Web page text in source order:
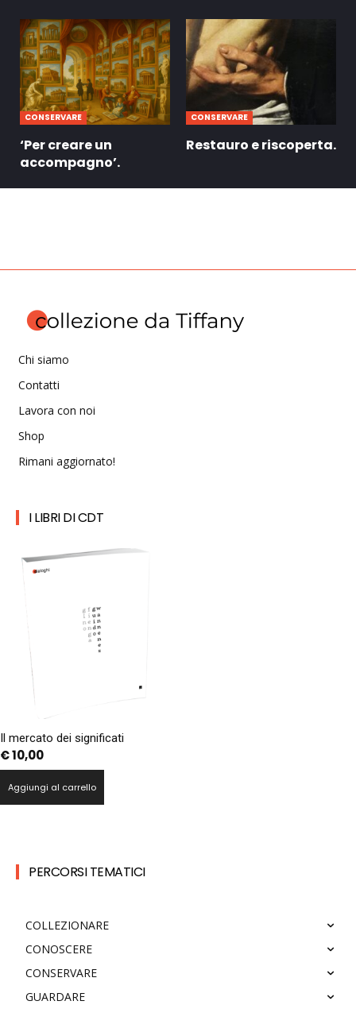
CONSERVARE
‘Per creare un
accompagno’.
CONSERVARE
Restauro e riscoperta.
Chi siamo
Contatti
Lavora con noi
Shop
Rimani aggiornato!
I LIBRI DI CDT
Il mercato dei significati
€10,00
Aggiungi al carrello
PERCORSI TEMATICI
COLLEZIONARE
CONOSCERE
CONSERVARE
GUARDARE